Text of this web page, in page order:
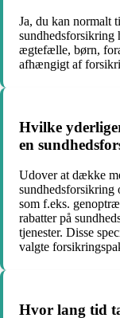
Ja, du kan normalt
sundhedsforsikring
ægtefælle, børn,
afhængigt af
Hvilke
en
Udover at dække
sundhedsforsikring
som f.eks.
rabatter på
tjenester. Disse
valgte
Hvor lang tid